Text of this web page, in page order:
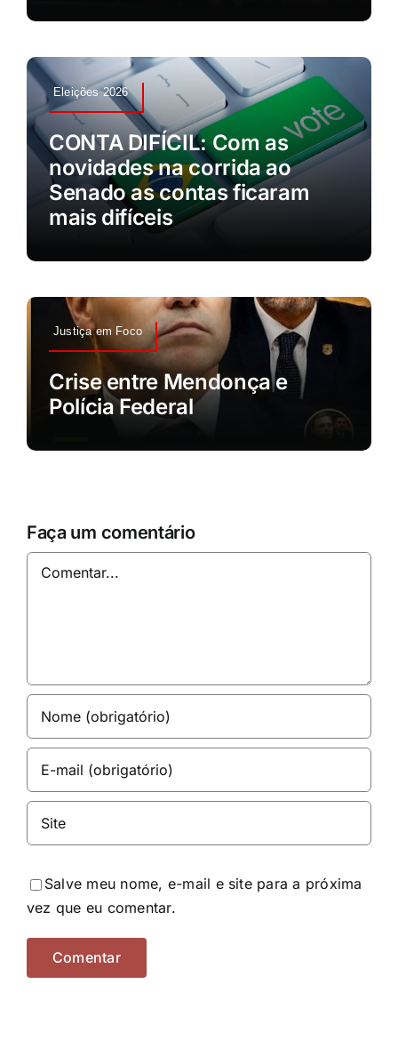
Eleições 2026
CONTA DIFÍCIL: Com as
novidades na corrida ao
Senado as contas ficaram
mais difíceis
Justiça em Foco
Crise entre Mendonça e
Polícia Federal
Faça um comentário
Comentar
Salve meu nome, e-mail e site para a próxima
vez que eu comentar.